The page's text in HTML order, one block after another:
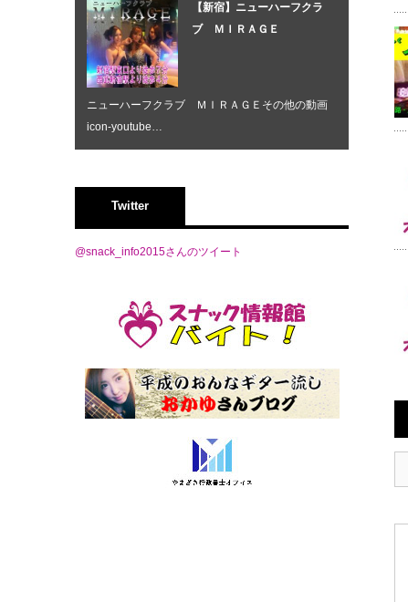
【新宿】ニューハーフクラ
ブ ＭＩＲＡＧＥ
ニューハーフクラブ ＭＩＲＡＧＥその他の動画
icon-youtube…
Twitter
@snack_info2015さんのツイート